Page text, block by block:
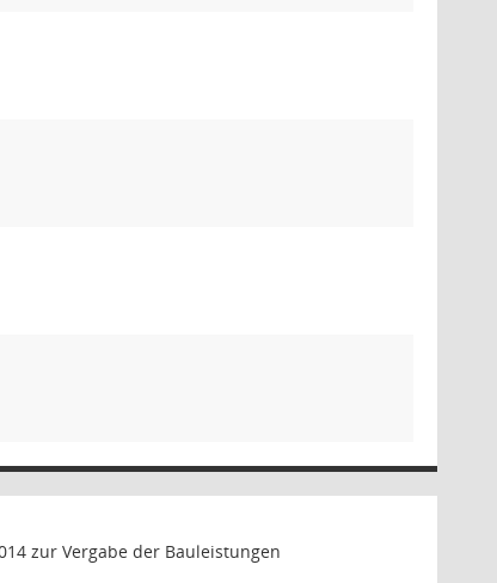
zur Vergabe der Bauleistungen